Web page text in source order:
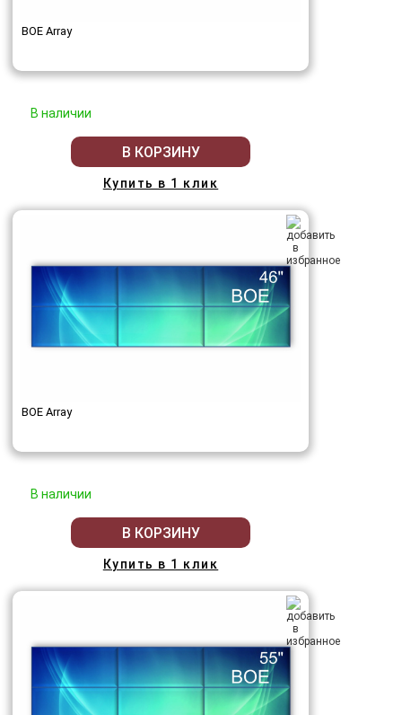
BOE Array
В наличии
В КОРЗИНУ
Купить в 1 клик
BOE Array
В наличии
В КОРЗИНУ
Купить в 1 клик